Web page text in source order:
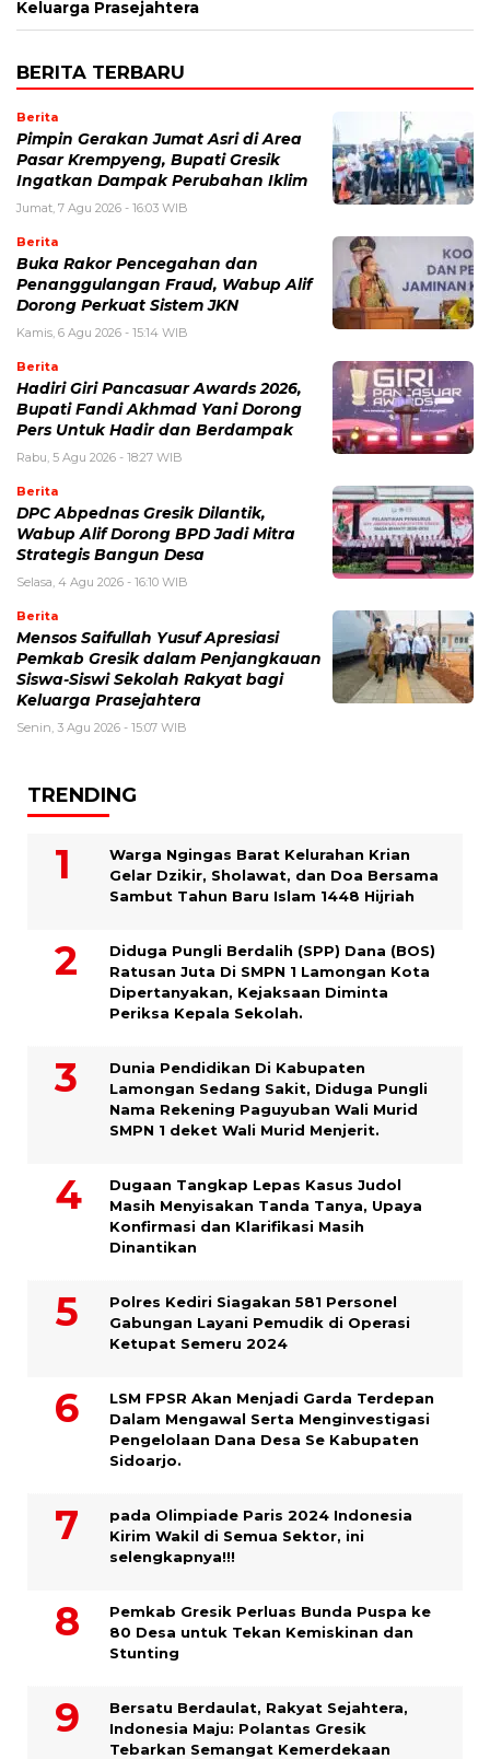
Keluarga Prasejahtera
BERITA TERBARU
Berita
Pimpin Gerakan Jumat Asri di Area
Pasar Krempyeng, Bupati Gresik
Ingatkan Dampak Perubahan Iklim
Jumat, 7 Agu 2026 - 16:03 WIB
Berita
Buka Rakor Pencegahan dan
Penanggulangan Fraud, Wabup Alif
Dorong Perkuat Sistem JKN
Kamis, 6 Agu 2026 - 15:14 WIB
Berita
Hadiri Giri Pancasuar Awards 2026,
Bupati Fandi Akhmad Yani Dorong
Pers Untuk Hadir dan Berdampak
Rabu, 5 Agu 2026 - 18:27 WIB
Berita
DPC Abpednas Gresik Dilantik,
Wabup Alif Dorong BPD Jadi Mitra
Strategis Bangun Desa
Selasa, 4 Agu 2026 - 16:10 WIB
Berita
Mensos Saifullah Yusuf Apresiasi
Pemkab Gresik dalam Penjangkauan
Siswa-Siswi Sekolah Rakyat bagi
Keluarga Prasejahtera
Senin, 3 Agu 2026 - 15:07 WIB
TRENDING
Warga Ngingas Barat Kelurahan Krian
Gelar Dzikir, Sholawat, dan Doa Bersama
Sambut Tahun Baru Islam 1448 Hijriah
Diduga Pungli Berdalih (SPP) Dana (BOS)
Ratusan Juta Di SMPN 1 Lamongan Kota
Dipertanyakan, Kejaksaan Diminta
Periksa Kepala Sekolah.
Dunia Pendidikan Di Kabupaten
Lamongan Sedang Sakit, Diduga Pungli
Nama Rekening Paguyuban Wali Murid
SMPN 1 deket Wali Murid Menjerit.
Dugaan Tangkap Lepas Kasus Judol
Masih Menyisakan Tanda Tanya, Upaya
Konfirmasi dan Klarifikasi Masih
Dinantikan
Polres Kediri Siagakan 581 Personel
Gabungan Layani Pemudik di Operasi
Ketupat Semeru 2024
LSM FPSR Akan Menjadi Garda Terdepan
Dalam Mengawal Serta Menginvestigasi
Pengelolaan Dana Desa Se Kabupaten
Sidoarjo.
pada Olimpiade Paris 2024 Indonesia
Kirim Wakil di Semua Sektor, ini
selengkapnya!!!
Pemkab Gresik Perluas Bunda Puspa ke
80 Desa untuk Tekan Kemiskinan dan
Stunting
Bersatu Berdaulat, Rakyat Sejahtera,
Indonesia Maju: Polantas Gresik
Tebarkan Semangat Kemerdekaan